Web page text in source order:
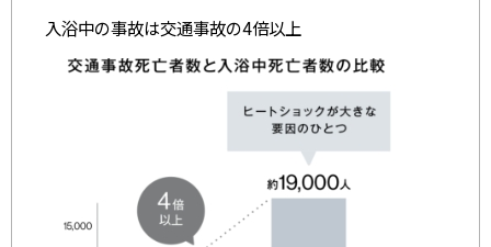
入浴中の事故は交通事故の4倍以上